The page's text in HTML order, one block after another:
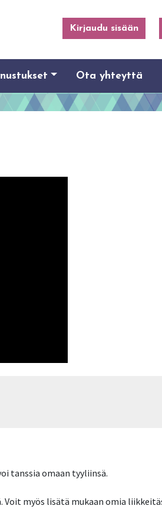
Kirjaudu sisään
Ota yhteyttä
tanssia omaan tyyliinsä.
myös lisätä mukaan omia